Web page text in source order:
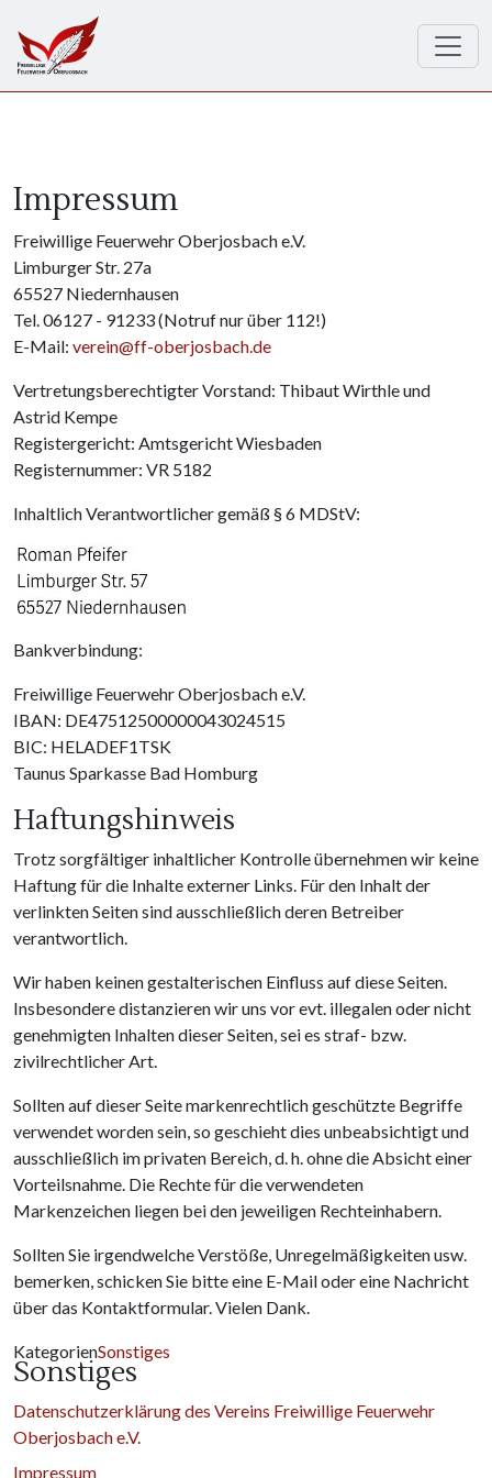
Impressum
Freiwillige Feuerwehr Oberjosbach e.V.
Limburger Str. 27a
65527 Niedernhausen
Tel. 06127 - 91233 (Notruf nur über 112!)
E-Mail: verein@ff-oberjosbach.de
Vertretungsberechtigter Vorstand: Thibaut Wirthle und
Astrid Kempe
Registergericht: Amtsgericht Wiesbaden
Registernummer: VR 5182
Inhaltlich Verantwortlicher gemäß § 6 MDStV:
Image
Bankverbindung:
Freiwillige Feuerwehr Oberjosbach e.V.
IBAN: DE47512500000043024515
BIC: HELADEF1TSK
Taunus Sparkasse Bad Homburg
Haftungshinweis
Trotz sorgfältiger inhaltlicher Kontrolle übernehmen wir keine
Haftung für die Inhalte externer Links. Für den Inhalt der
verlinkten Seiten sind ausschließlich deren Betreiber
verantwortlich.
Wir haben keinen gestalterischen Einfluss auf diese Seiten.
Insbesondere distanzieren wir uns vor evt. illegalen oder nicht
genehmigten Inhalten dieser Seiten, sei es straf- bzw.
zivilrechtlicher Art.
Sollten auf dieser Seite markenrechtlich geschützte Begriffe
verwendet worden sein, so geschieht dies unbeabsichtigt und
ausschließlich im privaten Bereich, d. h. ohne die Absicht einer
Vorteilsnahme. Die Rechte für die verwendeten
Markenzeichen liegen bei den jeweiligen Rechteinhabern.
Sollten Sie irgendwelche Verstöße, Unregelmäßigkeiten usw.
bemerken, schicken Sie bitte eine E-Mail oder eine Nachricht
über das Kontaktformular. Vielen Dank.
KategorienSonstiges
Sonstiges
Datenschutzerklärung des Vereins Freiwillige Feuerwehr
Oberjosbach e.V.
Impressum